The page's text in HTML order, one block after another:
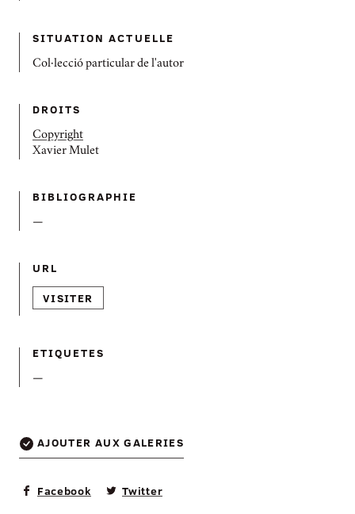
SITUATION ACTUELLE
Col·lecció particular de l'autor
DROITS
Copyright
Xavier Mulet
BIBLIOGRAPHIE
—
URL
VISITER
ETIQUETES
—
AJOUTER AUX GALERIES
Facebook Twitter